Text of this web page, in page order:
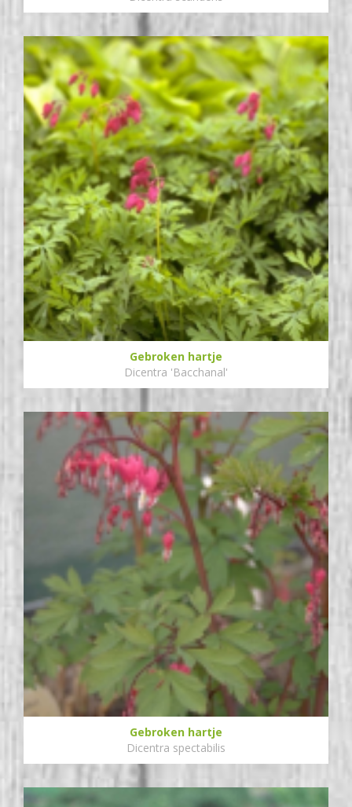
Gebroken hartje
Dicentra 'Bacchanal'
Gebroken hartje
Dicentra spectabilis